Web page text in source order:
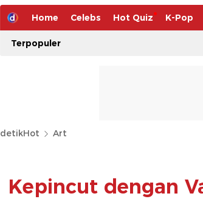
Home Celebs Hot Quiz K-Pop
Terpopuler
detikHot Art
Kepincut dengan